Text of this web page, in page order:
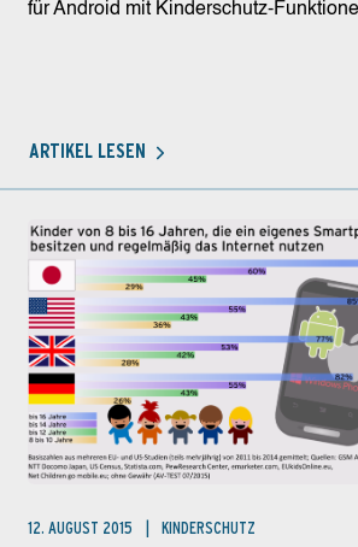
für Android mit Kinderschutz-
ARTIKEL LESEN
12. AUGUST 2015 KINDERSCHUTZ